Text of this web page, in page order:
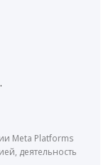
Meta Platforms
деятельность